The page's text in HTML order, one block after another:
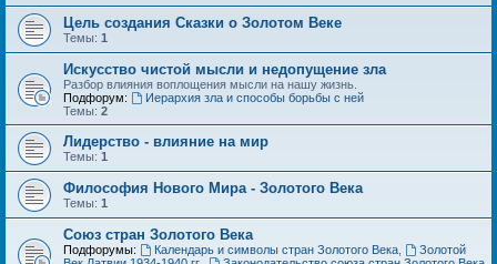
Цель создания Сказки о Золотом Веке
Темы: 1
Искусство чистой мысли и недопущение зла
Разбор влияния воплощения мысли на нашу жизнь.
Подфорум:
Иерархия зла и способы борьбы с ней
Темы: 2
Лидерство - влияние на мир
Темы: 1
Философия Нового Мира - Золотого Века
Темы: 1
Cоюз стран Золотого Века
Подфорумы: Календарь и символы стран Золотого Века,
Золотой